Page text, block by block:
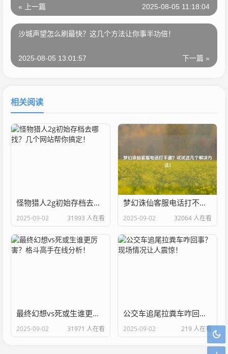
« 上一篇 2025-08-05 11:18:04
沙城声望怎么刷最快？这几个方法让你事半功倍！
下一篇 »
2025-08-05 13:01:57
相关阅读
怪物猎人2g初始存档去哪找？几个网站帮你搞定！
2025-09-02 31993 人在看
梦幻诛仙客服电话打不通？试试这几个解决方法！
2025-09-02 32064 人在看
最终幻想vs死或生谁更厉害？格斗高手在线分析！
2025-09-02 31971 人在看
公交车追尾拉粪车咋回事？现场情况让人震惊！
2025-09-02 219 人在看